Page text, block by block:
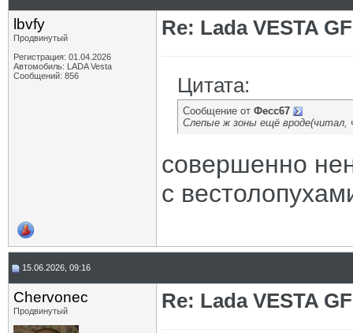
lbvfy
Продвинутый
Регистрация: 01.04.2026
Автомобиль: LADA Vesta
Сообщений: 856
Re: Lada VESTA
Цитата:
Сообщение от Фесс67
Слепые ж зоны ещё вроде(читал,
совершенно
с
15.06.2026, 09:16
Chervonec
Продвинутый Re: Lada VESTA